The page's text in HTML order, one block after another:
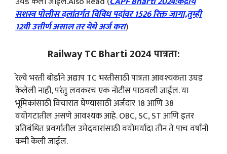
सशस्त्र पोलीस दलांतर्गत विविध पदांवर 1526 रिक्त जागा,तुम्ही
12वी उत्तीर्ण असाल तर येथे अर्ज करा)
Railway TC Bharti 2024 पात्रता:
रेल्वे भरती बोर्डाने अद्याप TC भरतीसाठी पात्रता आवश्यकता उघड
केलेली नाही, परंतु लवकरच एक नोटीस पाठवली जाईल. या
भूमिकांसाठी विचारात घेण्यासाठी अर्जदार 18 आणि 38
वयोगटातील असणे आवश्यक आहे. OBC, SC, ST आणि इतर
प्रतिबंधित प्रवर्गातील उमेदवारांसाठी वयोमर्यादा तीन ते पाच वर्षांनी
कमी केली जाईल.